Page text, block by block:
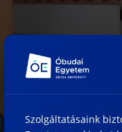
Szolgáltatásaink